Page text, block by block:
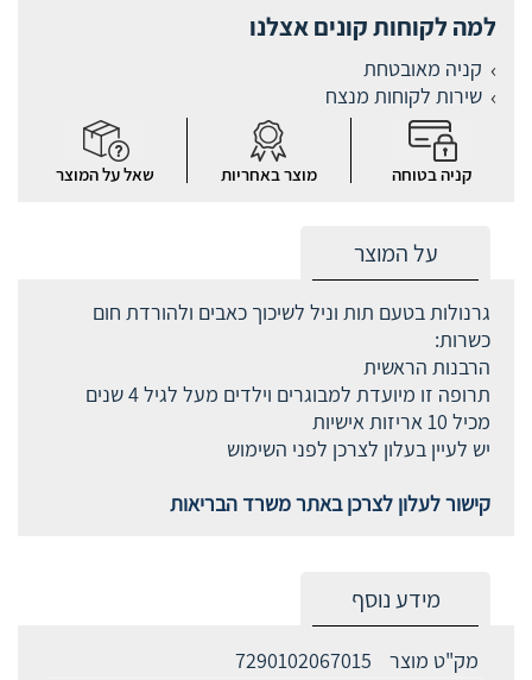
למה לקוחות קונים אצלנו
קניה מאובטחת
שירות לקוחות מנצח
קניה בטוחה מוצר באחריות שאל על המוצר
על המוצר
גרנולות בטעם תות וניל לשיכוך כאבים ולהורדת חום
כשרות:
הרבנות הראשית
תרופה זו מיועדת למבוגרים וילדים מעל לגיל 4 שנים
מכיל 10 אריזות אישיות
יש לעיין בעלון לצרכן לפני השימוש
קישור לעלון לצרכן באתר משרד הבריאות
מידע נוסף
מק"ט מוצר
7290102067015